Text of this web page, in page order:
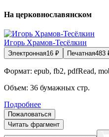
На церковнославянском
Игорь Храмов-Тесёлкин
Электронная16 ₽ Печатная483
Формат: epub, fb2, pdfRead,
Объем: 36 бумажных стр.
Подробнее
Пожаловаться
Читать фрагмент